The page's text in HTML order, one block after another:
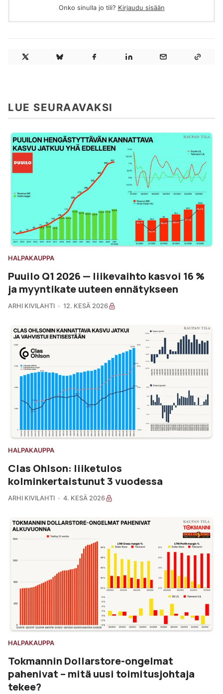
Onko sinulla jo tili? Kirjaudu sisään
LUE SEURAAVAKSI
HALPAKAUPPA
Puuilo Q1 2026 — liikevaihto kasvoi 16 %
ja myyntikate uuteen ennätykseen
ARHI KIVILAHTI 12. KESÄ 2026
HALPAKAUPPA
Clas Ohlson: liiketulos
kolminkertaistunut 3 vuodessa
ARHI KIVILAHTI 4. KESÄ 2026
HALPAKAUPPA
Tokmannin Dollarstore-ongelmat
pahenivat – mitä uusi toimitusjohtaja
tekee?